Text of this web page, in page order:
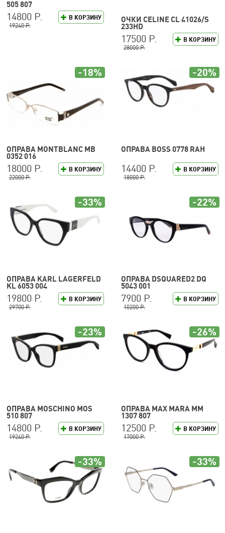
505 807
В КОРЗИНУ
14800 Р.
19240 Р.
ОЧКИ CELINE CL 41026/S
233HD
В КОРЗИНУ
17500 Р.
28000 Р.
ОПРАВА MONTBLANC MB
0352 016
В КОРЗИНУ
18000 Р.
22000 Р.
-18%
ОПРАВА BOSS 0778 RAH
В КОРЗИНУ
14400 Р.
18000 Р.
-20%
ОПРАВА KARL LAGERFELD
KL 6053 004
В КОРЗИНУ
19800 Р.
29700 Р.
-33%
ОПРАВА DSQUARED2 DQ
5043 001
В КОРЗИНУ
7900 Р.
10200 Р.
-22%
ОПРАВА MOSCHINO MOS
510 807
В КОРЗИНУ
14800 Р.
19240 Р.
-23%
ОПРАВА MAX MARA MM
1307 807
В КОРЗИНУ
12500 Р.
17000 Р.
-26%
-33% -33%